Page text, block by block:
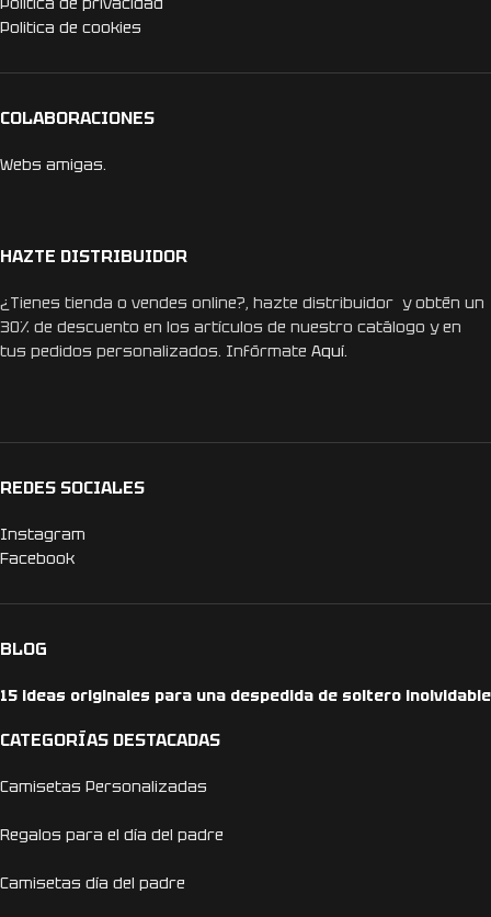
Politica de cookies
COLABORACIONES
Webs amigas.
HAZTE DISTRIBUIDOR
¿Tienes tienda o vendes online?, hazte distribuidor y obtén un
30% de descuento en los artículos de nuestro catálogo y en
tus pedidos personalizados. Infórmate Aquí.
REDES SOCIALES
Instagram
Facebook
BLOG
15 ideas originales para una despedida de soltero inolvidable
CATEGORÍAS DESTACADAS
Camisetas Personalizadas
Regalos para el día del padre
Camisetas día del padre